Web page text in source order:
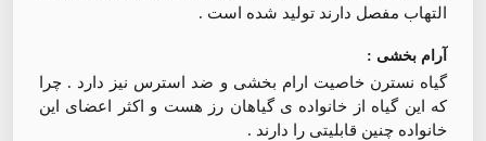
التهاب مفصل دارند تولید شده است .
آرام بخشی :
گیاه نسترن خاصیت ارام بخشی و ضد استرس نیز دارد . چرا
که این گیاه از خانواده ی گیاهان رز هست و اکثر اعضای این
خانواده چنین قابلیتی را دارند .